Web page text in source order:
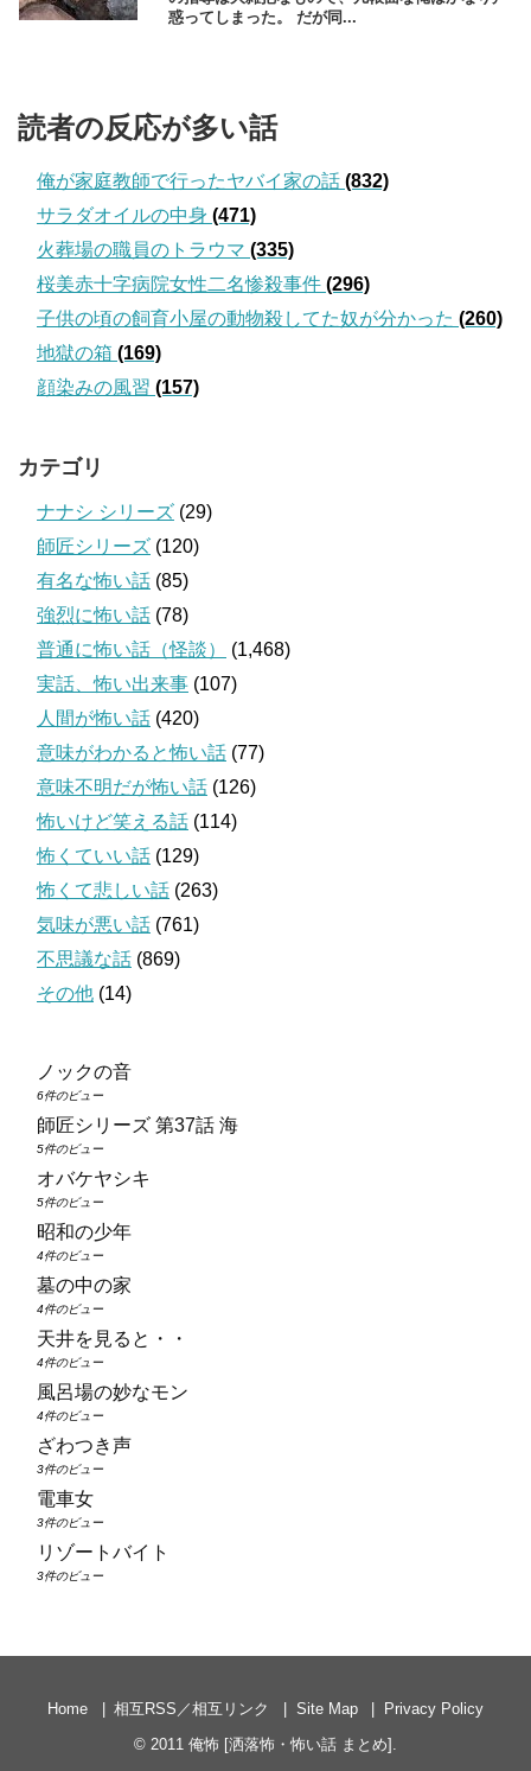
惑ってしまった。 だが同...
読者の反応が多い話
俺が家庭教師で行ったヤバイ家の話 (832)
サラダオイルの中身 (471)
火葬場の職員のトラウマ (335)
桜美赤十字病院女性二名惨殺事件 (296)
子供の頃の飼育小屋の動物殺してた奴が分かった (260)
地獄の箱 (169)
顔染みの風習 (157)
カテゴリ
ナナシ シリーズ (29)
師匠シリーズ (120)
有名な怖い話 (85)
強烈に怖い話 (78)
普通に怖い話（怪談）
(1,468)
実話、怖い出来事 (107)
人間が怖い話 (420)
意味がわかると怖い話 (77)
意味不明だが怖い話 (126)
怖いけど笑える話 (114)
怖くていい話 (129)
怖くて悲しい話 (263)
気味が悪い話 (761)
不思議な話 (869)
その他 (14)
ノックの音
6件のビュー
師匠シリーズ 第37話 海
5件のビュー
オバケヤシキ
5件のビュー
昭和の少年
4件のビュー
墓の中の家
4件のビュー
天井を見ると・・
4件のビュー
風呂場の妙なモン
4件のビュー
ざわつき声
3件のビュー
電車女
3件のビュー
リゾートバイト
3件のビュー
Home 相互RSS／相互リンク Site Map
Privacy Policy
© 2011 俺怖 [洒落怖・怖い話 まとめ] .